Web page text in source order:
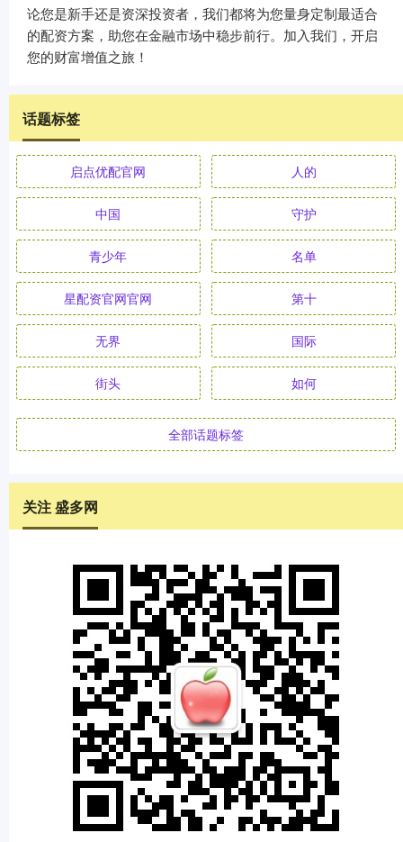
论您是新手还是资深投资者，我们都将为您量身定制最适合
的配资方案，助您在金融市场中稳步前行。加入我们，开启
您的财富增值之旅！
话题标签
启点优配官网 人的
中国 守护
青少年 名单
星配资官网官网 第十
无界 国际
街头 如何
全部话题标签
关注 盛多网